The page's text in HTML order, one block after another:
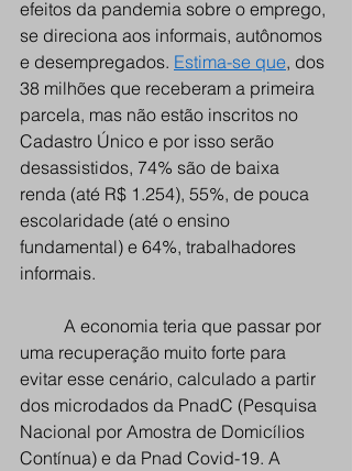
efeitos da pandemia sobre o emprego,
se direciona aos informais, autônomos
e desempregados. Estima-se que, dos
38 milhões que receberam a primeira
parcela, mas não estão inscritos no
Cadastro Único e por isso serão
desassistidos, 74% são de baixa
renda (até R$ 1.254), 55%, de pouca
escolaridade (até o ensino
fundamental) e 64%, trabalhadores
informais.
A economia teria que passar por
uma recuperação muito forte para
evitar esse cenário, calculado a partir
dos microdados da PnadC (Pesquisa
Nacional por Amostra de Domicílios
Contínua) e da Pnad Covid-19. A